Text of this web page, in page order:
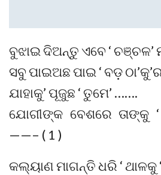
ବୁଝାଇ ଦିଅନ୍ତୁ ଏବେ ‘ ଚଞ୍ଚଳ’
ସବୁ ପାଇଅଛ ପାଇ ‘ ବଡ଼
ଯାହାକୁ’ ପୂଜୁଛ ‘ ତୁମେ’ …….
ଯୋଗୀଙ୍କ ବେଶରେ ତାଙ୍କୁ ‘
——– ( 1 )
କଲ୍ୟାଣ ମାଗନ୍ତି ଧରି ‘ ଥାଳକୁ